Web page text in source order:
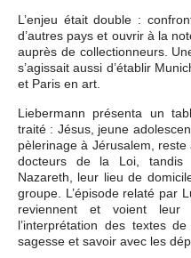
L’enjeu était double :
d’autres pays et ouvrir à la
auprès de collectionneurs.
s’agissait aussi d’établir
et Paris en art.
Liebermann présenta un
traité : Jésus, jeune
pèlerinage à Jérusalem,
docteurs de la Loi, tandis
Nazareth, leur lieu de
groupe. L’épisode relaté par
reviennent et voient
l’interprétation des textes
sagesse et savoir avec les